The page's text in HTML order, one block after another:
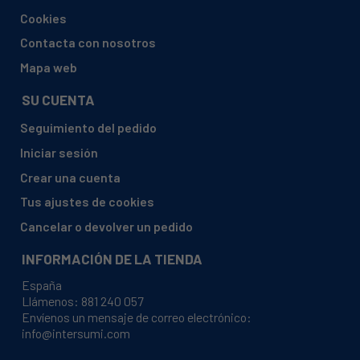
ARCELIK, 9104CMK
ARCELIK, 9104YCM
ARCELIK, DNM7KGJ12DATLS32-TURB1XJ12GRNG
ARCELIK, DNM8KGM10DATL32-TURB1XM10GRNGO
ATLAS, 7125521100 DNM BETTER14D-TURB1
TURB1XL16GRNBETBLLOWCS
ATLAS, 7128871100 DNM8KGBET12DLOW-
TURB1XL12GRNBETBLLOWCS
ATLAS, 7129071100 DNM8KGBET14DLOW-
TURB1XL14GRNBETBLLOWCS
ATLAS, 7130151100 DNMM16ATLAS-TUR B1 XM16
GRNBETBLLOW TS
ATLAS, 7130171100 DNM7KGBET16DLOW-
Cookies
Contacta con nosotros
Mapa web
SU CUENTA
Seguimiento del pedido
Iniciar sesión
Crear una cuenta
Tus ajustes de cookies
Cancelar o devolver un pedido
INFORMACIÓN DE LA TIENDA
España
Llámenos: 881 240 057
Envíenos un mensaje de correo electrónico:
info@intersumi.com